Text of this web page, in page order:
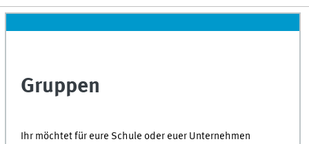
Gruppen
Ihr möchtet für eure Schule oder euer Unternehmen